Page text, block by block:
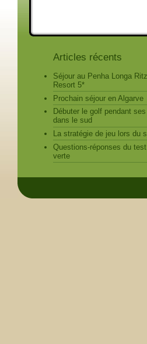
Articles récents
Séjour au Penha Longa
Resort 5*
Prochain séjour en Algarve
Débuter le golf pendant
dans le sud
La stratégie de jeu lors du
Questions-réponses du
verte